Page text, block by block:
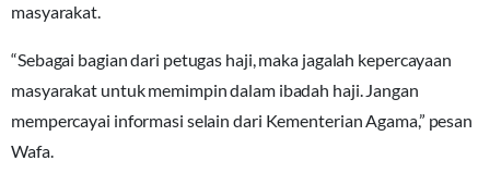
masyarakat.
“Sebagai bagian dari petugas haji, maka jagalah kepercayaan
masyarakat untuk memimpin dalam ibadah haji. Jangan
mempercayai informasi selain dari Kementerian Agama,” pesan
Wafa.